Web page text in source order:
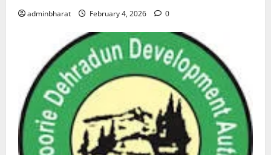
adminbharat February 4, 2026 0